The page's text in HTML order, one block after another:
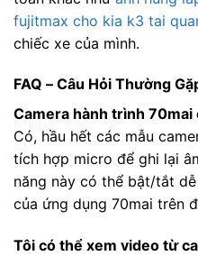
fujitmax cho kia k3 tai
chiếc xe của mình.
FAQ – Câu Hỏi Thường
Camera hành trình 70mai
Có, hầu hết các mẫu
tích hợp micro để ghi lại
năng này có thể bật/tắt
của ứng dụng 70mai trên
Tôi có thể xem video từ